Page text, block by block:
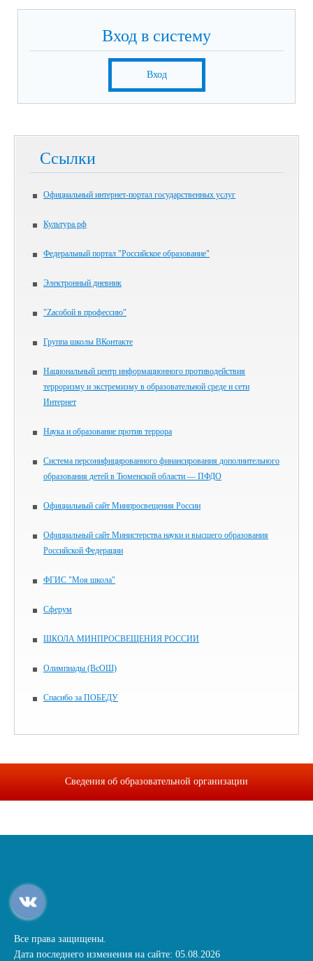
Вход в систему
Вход
Ссылки
Официальный интернет-портал государственных услуг
Культура.рф
Федеральный портал "Российское образование"
Электронный дневник
"Zасобой в профессию"
Группа школы ВКонтакте
Национальный центр информационного противодействия
терроризму и экстремизму в образовательной среде и сети
Интернет
Наука и образование против террора
Система персонифицированного финансирования дополнительного
образования детей в Тюменской области — ПФДО
Официальный сайт Минпросвещения России
Официальный сайт Министерства науки и высшего образования
Российской Федерации
ФГИС "Моя школа"
Сферум
ШКОЛА МИНПРОСВЕЩЕНИЯ РОССИИ
Олимпиады (ВсОШ)
Спасибо за ПОБЕДУ
Сведения об образовательной организации
Все права защищены.
Дата последнего изменения на сайте: 05.08.2026